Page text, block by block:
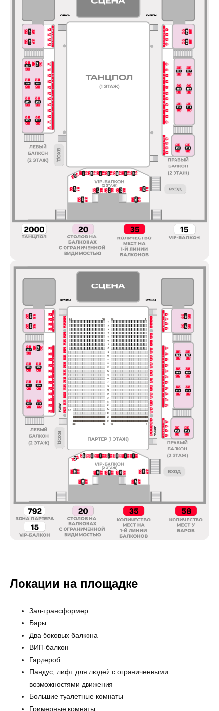
Локации на площадке
Зал-трансформер
Бары
Два боковых балкона
ВИП-балкон
Гардероб
Пандус, лифт для людей с ограниченными
возможностями движения
Большие туалетные комнаты
Гримерные комнаты